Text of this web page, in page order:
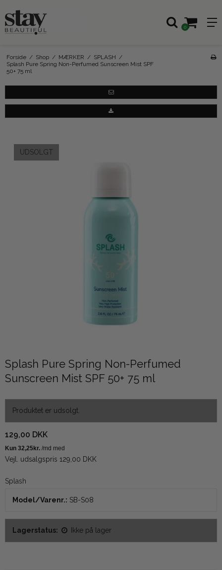
0
Forside / Shop / MÆRKER / SPLASH /
Splash Pure Spring Non-Perfumed Sunscreen Mist SPF
50+ 75 ml
UDSOLGT
Splash Pure Spring Non-Perfumed
Sunscreen Mist SPF 50+ 75 ml
Produktet er udsolgt.
129,00 DKK
Vejl. udsalgspris 129,00 DKK
Splash
Model/Varenr.: SB-S08
Lagerstatus: Ikke på lager